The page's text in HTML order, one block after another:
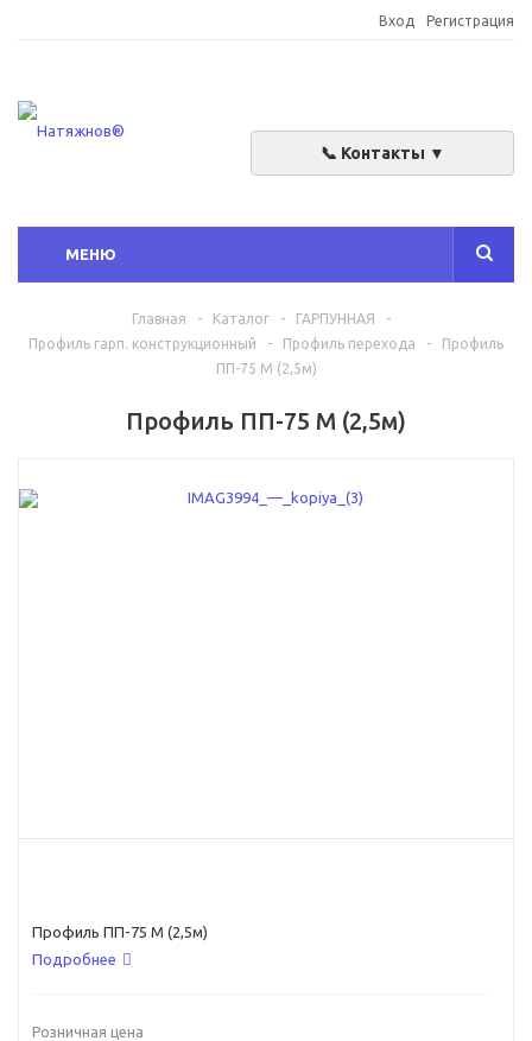
Вход Регистрация
📞 Контакты ▼
МЕНЮ
Главная - Каталог - ГАРПУННАЯ
-
Профиль гарп. конструкционный
- Профиль перехода -
Профиль
ПП-75 М (2,5м)
Профиль ПП-75 М (2,5м)
Профиль ПП-75 М (2,5м)
Подробнее
Розничная цена